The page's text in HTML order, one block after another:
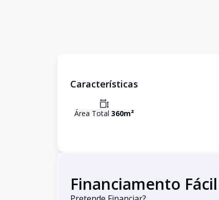
Características
Área Total 360m²
Financiamento Fácil